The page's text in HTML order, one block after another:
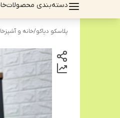
دسته‌بندی محصولات
پلاسکو دیاکو/خانه و